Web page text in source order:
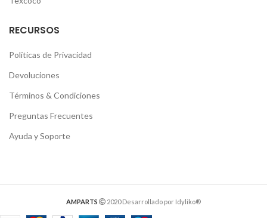
RECURSOS
Políticas de Privacidad
Devoluciones
Términos & Condiciones
Preguntas Frecuentes
Ayuda y Soporte
AMPARTS 2020 Desarrollado por Idyliko®